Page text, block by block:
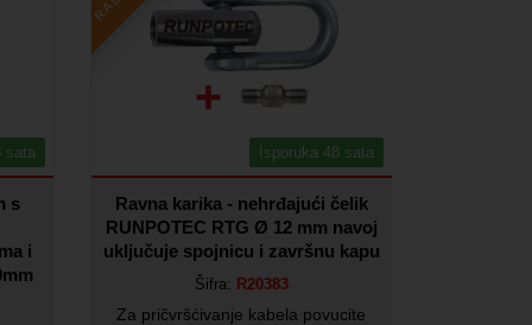
sata
s
i
Isporuka 48 sata
Ravna karika - nehrđajući čelik
RUNPOTEC RTG Ø 12 mm navoj
uključuje spojnicu i završnu kapu
Šifra: R20383
Za pričvršćivanje kabela povucite